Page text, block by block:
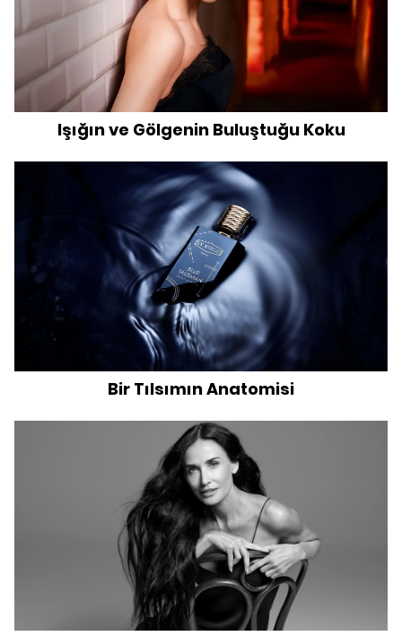
Işığın ve Gölgenin Buluştuğu Koku
Bir Tılsımın Anatomisi